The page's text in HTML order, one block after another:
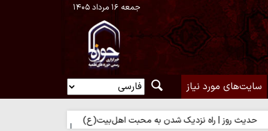
جمعه ۱۶ مرداد ۱۴۰۵
سایت‌های مورد نیاز
| راه نزدیک شدن به محبت اهل‌بیت(ع) حدیث روز | بهترین سرمایه